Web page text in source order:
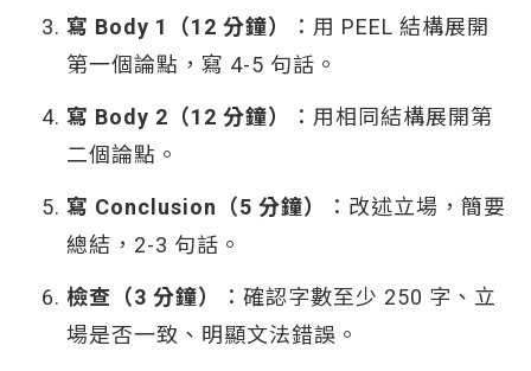
寫 Body 1（12 分鐘）
：用 PEEL 結構展開
第一個論點，寫 4-5 句話。
寫 Body 2（12 分鐘）
：用相同結構展開第
二個論點。
寫 Conclusion（5 分鐘）
：改述立場，簡要
總結，2-3 句話。
檢查（3 分鐘）
：確認字數至少 250 字、立
場是否一致、明顯文法錯誤。